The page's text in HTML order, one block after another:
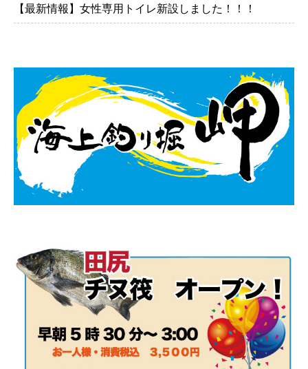
【最新情報】女性専用トイレ新設しました！！！